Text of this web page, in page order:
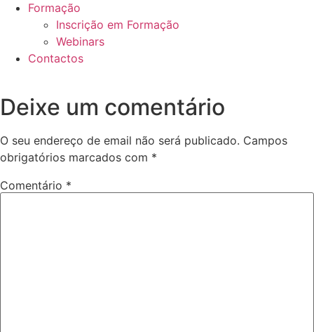
Formação
Inscrição em Formação
Webinars
Contactos
Deixe um comentário
O seu endereço de email não será publicado. Campos
obrigatórios marcados com *
Comentário *